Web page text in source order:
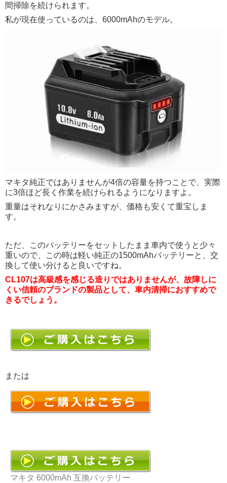
間掃除を続けられます。
私が現在使っているのは、6000mAhのモデル。
マキタ純正ではありませんが4倍の容量を持つことで、実際
に3倍ほど長く作業を続けられるようになりますよ。
重量はそれなりにかさみますが、価格も安くて重宝しま
す。
ただ、このバッテリーをセットしたまま車内で使うと少々
重いので、この時は軽い純正の1500mAhバッテリーと、交
換して使い分けると良いですね。
CL107は高級感を感じる造りではありませんが、故障しに
くい信頼のブランドの製品として、車内清掃におすすめで
きるでしょう。
または
マキタ 6000mAh 互換バッテリー